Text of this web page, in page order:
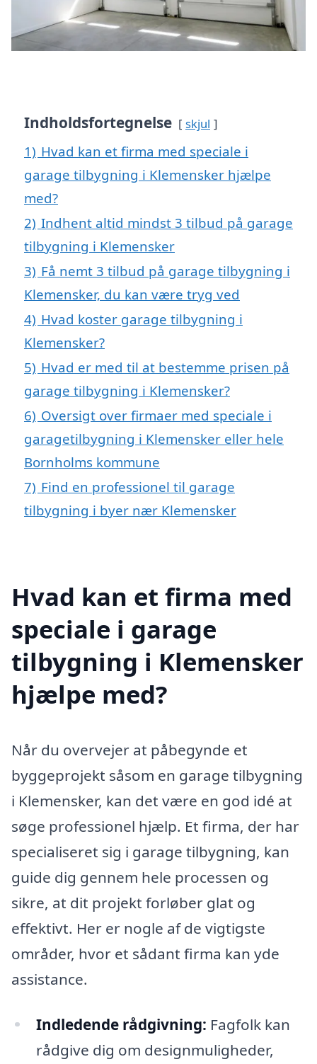
Indholdsfortegnelse skjul
1) Hvad kan et firma med speciale i
garage tilbygning i Klemensker hjælpe
med?
2) Indhent altid mindst 3 tilbud på garage
tilbygning i Klemensker
3) Få nemt 3 tilbud på garage tilbygning i
Klemensker, du kan være tryg ved
4) Hvad koster garage tilbygning i
Klemensker?
5) Hvad er med til at bestemme prisen på
garage tilbygning i Klemensker?
6) Oversigt over firmaer med speciale i
garagetilbygning i Klemensker eller hele
Bornholms kommune
7) Find en professionel til garage
tilbygning i byer nær Klemensker
Hvad kan et firma med
speciale i garage
tilbygning i Klemensker
hjælpe med?
Når du overvejer at påbegynde et
byggeprojekt såsom en garage tilbygning
i Klemensker, kan det være en god idé at
søge professionel hjælp. Et firma, der har
specialiseret sig i garage tilbygning, kan
guide dig gennem hele processen og
sikre, at dit projekt forløber glat og
effektivt. Her er nogle af de vigtigste
områder, hvor et sådant firma kan yde
assistance.
Indledende rådgivning: Fagfolk kan
rådgive dig om designmuligheder,